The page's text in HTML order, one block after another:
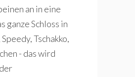
an in eine
ganze Schloss in
Tschakko,
- das wird